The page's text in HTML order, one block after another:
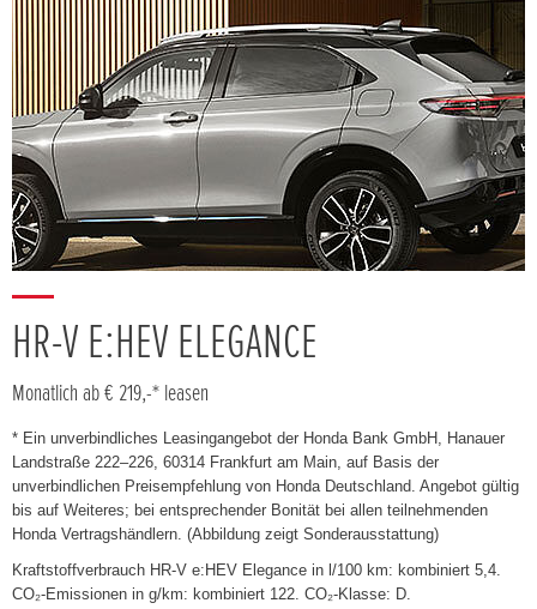
HR-V E:HEV ELEGANCE
Monatlich ab € 219,-* leasen
* Ein unverbindliches Leasingangebot der Honda Bank GmbH, Hanauer
Landstraße 222–226, 60314 Frankfurt am Main, auf Basis der
unverbindlichen Preisempfehlung von Honda Deutschland. Angebot gültig
bis auf Weiteres; bei entsprechender Bonität bei allen teilnehmenden
Honda Vertragshändlern. (Abbildung zeigt Sonderausstattung)
Kraftstoffverbrauch HR-V e:HEV Elegance in l/100 km: kombiniert 5,4.
CO₂-Emissionen in g/km: kombiniert 122. CO₂-Klasse: D.